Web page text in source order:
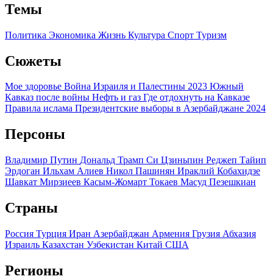
Темы
Политика Экономика Жизнь Культура Спорт Туризм
Сюжеты
Мое здоровье Война Израиля и Палестины 2023 Южный
Кавказ после войны Нефть и газ Где отдохнуть на Кавказе
Правила ислама Президентские выборы в Азербайджане 2024
Персоны
Владимир Путин Дональд Трамп Си Цзиньпин Реджеп Тайип
Эрдоган Ильхам Алиев Никол Пашинян Ираклий Кобахидзе
Шавкат Мирзиеев Касым-Жомарт Токаев Масуд Пезешкиан
Страны
Россия Турция Иран Азербайджан Армения Грузия Абхазия
Израиль Казахстан Узбекистан Китай США
Регионы